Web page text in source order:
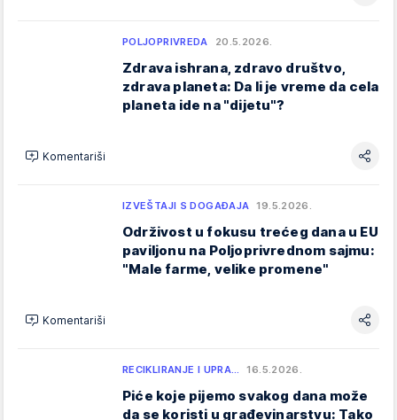
POLJOPRIVREDA 20.5.2026.
Zdrava ishrana, zdravo društvo,
zdrava planeta: Da li je vreme da cela
planeta ide na "dijetu"?
Komentariši
IZVEŠTAJI S DOGAĐAJA 19.5.2026.
Održivost u fokusu trećeg dana u EU
paviljonu na Poljoprivrednom sajmu:
"Male farme, velike promene"
Komentariši
RECIKLIRANJE I UPRA… 16.5.2026.
Piće koje pijemo svakog dana može
da se koristi u građevinarstvu: Tako